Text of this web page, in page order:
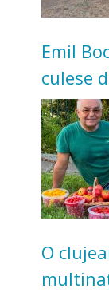
Emil
culese
nu
O